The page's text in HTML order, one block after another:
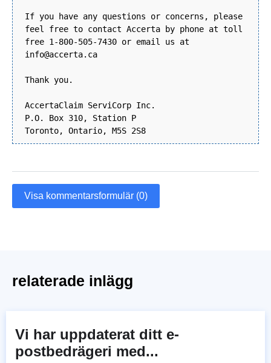
If you have any questions or concerns, please
feel free to contact Accerta by phone at toll
free 1-800-505-7430 or email us at
info@accerta.ca
Thank you.
AccertaClaim ServiCorp Inc.
P.O. Box 310, Station P
Toronto, Ontario, M5S 2S8
Visa kommentarsformulär (0)
relaterade inlägg
Vi har uppdaterat ditt e-
postbedrägeri med...